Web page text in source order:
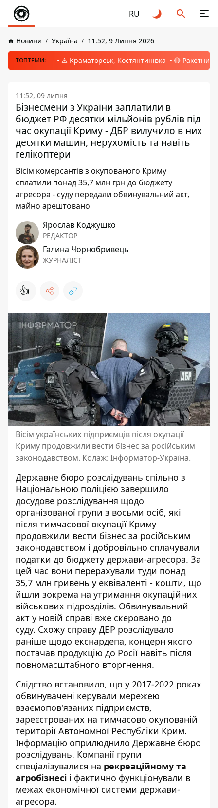
RU
Новини Україна 11:52, 9 Липня 2026
ТОПТЕМИ: ⚠️ Краматорськ, Костянтинівка 🔴 Ракетний
11:52, 09 липня
Бізнесмени з України заплатили в
бюджет РФ десятки мільйонів рублів під
час окупації Криму - ДБР вилучило в них
десятки машин, нерухомість та навіть
гелікоптери
Вісім комерсантів з окупованого Криму
сплатили понад 35,7 млн грн до бюджету
агресора - суду передали обвинувальний акт,
майно арештовано
Ярослав Коджушко
РЕДАКТОР
Галина Чорнобривець
ЖУРНАЛІСТ
👍
Вісім українських підприємців після окупації
Криму продовжили вести бізнес за російським
законодавством. Колаж: Інформатор-Україна.
Державне бюро розслідувань спільно з
Національною поліцією завершило
досудове розслідування щодо
організованої групи з восьми осіб, які
після тимчасової окупації Криму
продовжили вести бізнес за російським
законодавством і добровільно сплачували
податки до бюджету держави-агресора. За
цей час вони перерахували туди понад
35,7 млн гривень у еквіваленті - кошти, що
йшли зокрема на утримання окупаційних
військових підрозділів. Обвинувальний
акт у новій справі вже скеровано до
суду. Схожу справу ДБР розслідувало
раніше щодо екснардепа, концерн якого
постачав продукцію до Росії навіть після
повномасштабного вторгнення.
Слідство встановило, що у 2017-2022 роках
обвинувачені керували мережею
взаємопов'язаних підприємств,
зареєстрованих на тимчасово окупованій
території Автономної Республіки Крим.
Інформацію оприлюднило Державне бюро
розслідувань. Компанії групи
спеціалізувалися на рекреаційному та
агробізнесі і фактично функціонували в
межах економічної системи держави-
агресора.